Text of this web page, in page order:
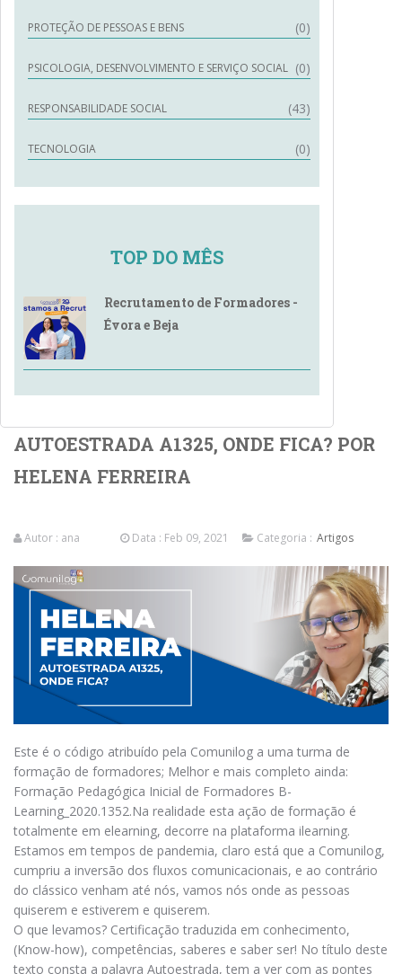
PROTEÇÃO DE PESSOAS E BENS (0)
PSICOLOGIA, DESENVOLVIMENTO E SERVIÇO SOCIAL (0)
RESPONSABILIDADE SOCIAL (43)
TECNOLOGIA (0)
TOP DO MÊS
Recrutamento de Formadores -
Évora e Beja
AUTOESTRADA A1325, ONDE FICA? POR
HELENA FERREIRA
Autor : ana Data : Feb 09, 2021 Categoria : Artigos
Este é o código atribuído pela Comunilog a uma turma de
formação de formadores; Melhor e mais completo ainda:
Formação Pedagógica Inicial de Formadores B-
Learning_2020.1352.Na realidade esta ação de formação é
totalmente em elearning, decorre na plataforma ilearning.
Estamos em tempos de pandemia, claro está que a Comunilog,
cumpriu a inversão dos fluxos comunicacionais, e ao contrário
do clássico venham até nós, vamos nós onde as pessoas
quiserem e estiverem e quiserem.
O que levamos? Certificação traduzida em conhecimento,
(Know-how), competências, saberes e saber ser! No título deste
texto consta a palavra Autoestrada, tem a ver com as pontes